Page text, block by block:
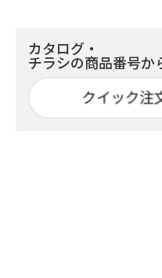
カタログ・
チラシの商品番号か